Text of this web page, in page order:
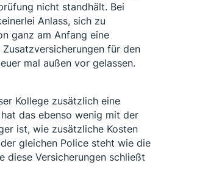
nicht standhält. Bei
Anlass, sich zu
ganz am Anfang eine
für den
mal außen vor gelassen.
Kollege zusätzlich eine
das ebenso wenig mit der
ist, wie zusätzliche Kosten
gleichen Police steht wie die
diese Versicherungen schließt